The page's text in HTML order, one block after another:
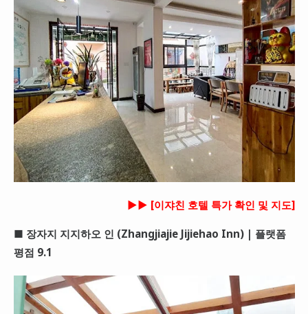
►► [이쟈친 호텔 특가 확인 및 지도]
■ 장자지 지지하오 인 (Zhangjiajie Jijiehao Inn) | 플랫폼
평점 9.1